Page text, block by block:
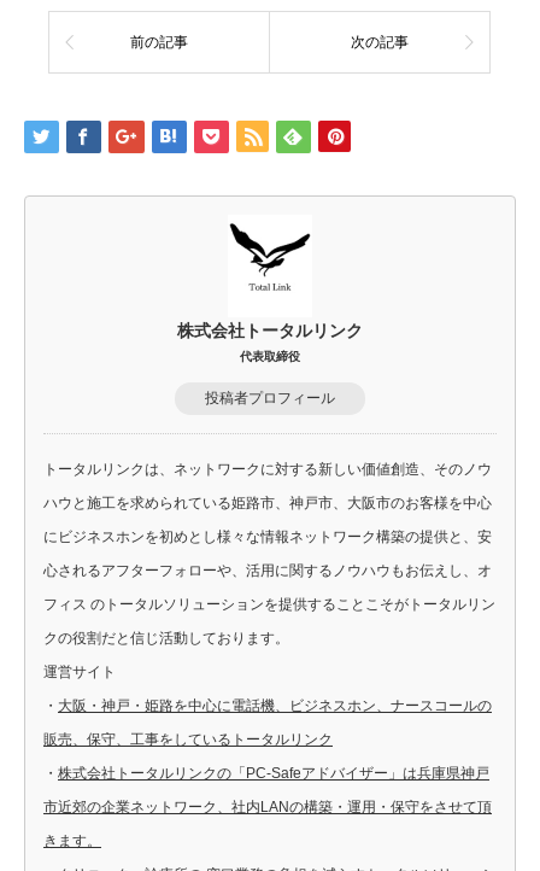
前の記事 次の記事
株式会社トータルリンク
代表取締役
投稿者プロフィール
トータルリンクは、ネットワークに対する新しい価値創造、そのノウ
ハウと施工を求められている姫路市、神戸市、大阪市のお客様を中心
にビジネスホンを初めとし様々な情報ネットワーク構築の提供と、安
心されるアフターフォローや、活用に関するノウハウもお伝えし、オ
フィス のトータルソリューションを提供することこそがトータルリン
クの役割だと信じ活動しております。
運営サイト
・ 大阪・神戸・姫路を中心に電話機、ビジネスホン、ナースコールの
販売、保守、工事をしているトータルリンク
・ 株式会社トータルリンクの「PC-Safeアドバイザー」は兵庫県神戸
市近郊の企業ネットワーク、社内LANの構築・運用・保守をさせて頂
きます。